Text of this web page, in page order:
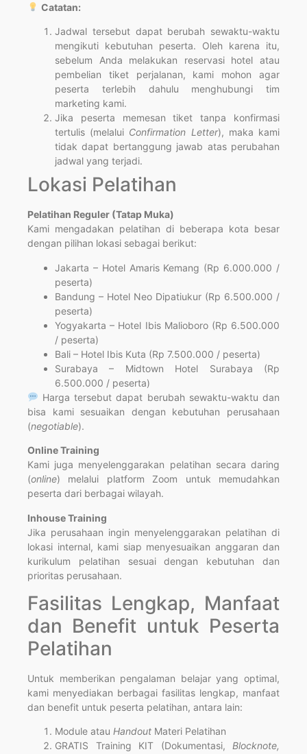
Catatan:
Jadwal tersebut dapat berubah sewaktu-waktu
mengikuti kebutuhan peserta. Oleh karena itu,
sebelum Anda melakukan reservasi hotel atau
pembelian tiket perjalanan, kami mohon agar
peserta terlebih dahulu menghubungi tim
marketing kami.
Jika peserta memesan tiket tanpa konfirmasi
tertulis (melalui Confirmation Letter), maka kami
tidak dapat bertanggung jawab atas perubahan
jadwal yang terjadi.
Lokasi Pelatihan
Pelatihan Reguler (Tatap Muka)
Kami mengadakan pelatihan di beberapa kota besar
dengan pilihan lokasi sebagai berikut:
Jakarta – Hotel Amaris Kemang (Rp 6.000.000 /
peserta)
Bandung – Hotel Neo Dipatiukur (Rp 6.500.000 /
peserta)
Yogyakarta – Hotel Ibis Malioboro (Rp 6.500.000
/ peserta)
Bali – Hotel Ibis Kuta (Rp 7.500.000 / peserta)
Surabaya – Midtown Hotel Surabaya (Rp
6.500.000 / peserta)
Harga tersebut dapat berubah sewaktu-waktu dan
bisa kami sesuaikan dengan kebutuhan perusahaan
(negotiable).
Online Training
Kami juga menyelenggarakan pelatihan secara daring
(online) melalui platform Zoom untuk memudahkan
peserta dari berbagai wilayah.
Inhouse Training
Jika perusahaan ingin menyelenggarakan pelatihan di
lokasi internal, kami siap menyesuaikan anggaran dan
kurikulum pelatihan sesuai dengan kebutuhan dan
prioritas perusahaan.
Fasilitas Lengkap, Manfaat
dan Benefit untuk Peserta
Pelatihan
Untuk memberikan pengalaman belajar yang optimal,
kami menyediakan berbagai fasilitas lengkap, manfaat
dan benefit untuk peserta pelatihan, antara lain:
Module atau Handout Materi Pelatihan
GRATIS Training KIT (Dokumentasi, Blocknote,